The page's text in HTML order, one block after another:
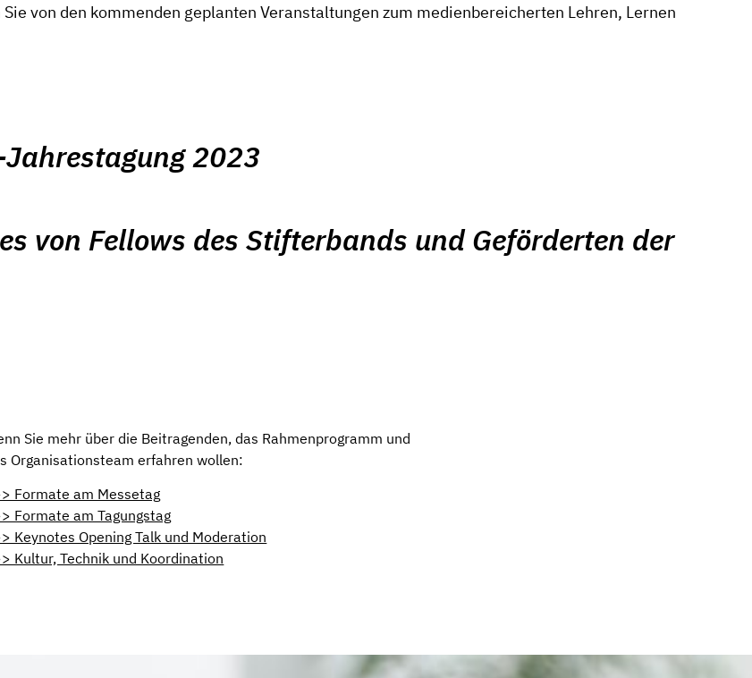
von den kommenden geplanten Veranstaltungen zum medienbereicherten Lehren, Lernen
Jahrestagung 2023
von Fellows des Stifterbands und Geförderten der
Sie mehr über die Beitragenden, das Rahmenprogramm und
Organisationsteam erfahren wollen:
Formate am Messetag
Formate am Tagungstag
Keynotes Opening Talk und Moderation
Kultur, Technik und Koordination